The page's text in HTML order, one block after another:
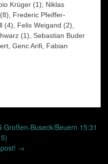
Krüger (1); Niklas
Frederic Pfeiffer-
(4), Felix Weigand (2),
(1), Sebastian Buder
Genc Arifi, Fabian
Großen-Buseck/Beuern 15:31
→